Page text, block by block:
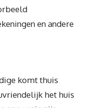
en andere
komt thuis
het huis